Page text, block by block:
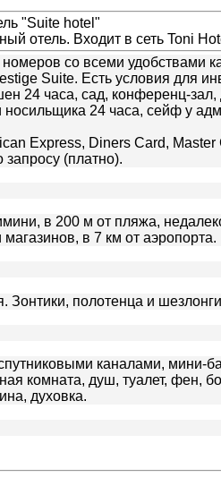
"Suite hotel"
отель. Входит в сеть Toni
со всеми удобствами
Suite. Есть условия для
24 часа, сад, конференц-зал,
носильщика 24 часа, сейф у
Express, Diners Card, Master
(платно).
в 200 м от пляжа,
в 7 км от аэропорта.
полотенца и
каналами, мини-
комната, душ, туалет, фен,
духовка.